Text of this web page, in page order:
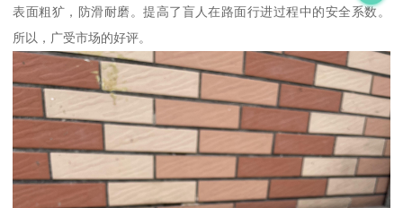
表面粗犷，防滑耐磨。提高了盲人在路面行进过程中的安全系数。
所以，广受市场的好评。